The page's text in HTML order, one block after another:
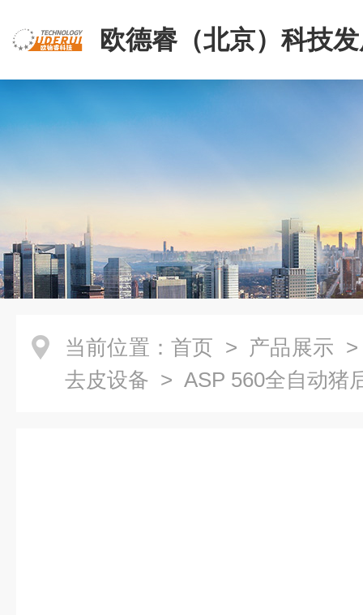
欧德睿（北京）科技
公司
当前位置： 首页 > 产品展示
去皮设备 > ASP 560全自动猪